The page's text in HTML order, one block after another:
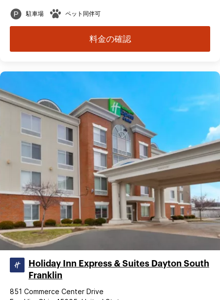
駐車場 ペット同伴可
料金の確認
Holiday Inn Express & Suites Dayton South
Franklin
851 Commerce Center Drive